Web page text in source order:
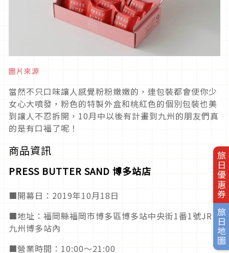
旅日優惠券
旅日地圖
圖片來源
當然不只口味讓人感覺粉粉嫩嫩的，連包裝都會使你少
女心大噴發，粉色的特製外盒和桃紅色的個別包裝也美
到讓人不忍拆開，10月中以後有計畫到九州的朋友們真
的是有口福了呢！
商品資訊
PRESS BUTTER SAND 博多站店
■開幕日：2019年10月18日
■地址：福岡縣福岡市博多區博多站中央街1番1號JR
九州博多站內
■營業時間：10:00～21:00